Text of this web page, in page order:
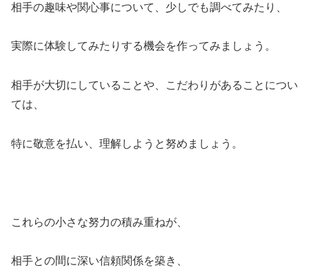
相手の趣味や関心事について、少しでも調べてみたり、
実際に体験してみたりする機会を作ってみましょう。
相手が大切にしていることや、こだわりがあることについ
ては、
特に敬意を払い、理解しようと努めましょう。
これらの小さな努力の積み重ねが、
相手との間に深い信頼関係を築き、